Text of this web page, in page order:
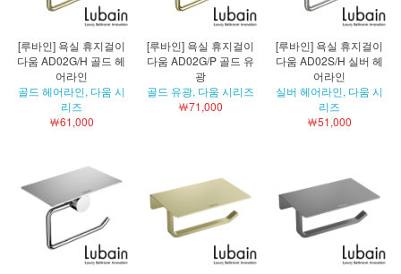
[루바인] 욕실 휴지걸이
다움 AD02G/H 골드 헤
어라인
골드 헤어라인, 다움 시
리즈
￦61,000
[루바인] 욕실 휴지걸이
다움 AD02G/P 골드 유
광
골드 유광, 다움 시리즈
￦71,000
[루바인] 욕실 휴지걸이
다움 AD02S/H 실버 헤
어라인
실버 헤어라인, 다움 시
리즈
￦51,000